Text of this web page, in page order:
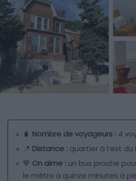
🧳 Nombre de voyageurs : 4
📍 Distance : quartier à l’est du
💙 On aime : un bus proche
le métro à quinze minutes à